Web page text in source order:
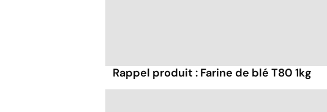
Rappel produit : Farine de blé T80 1kg